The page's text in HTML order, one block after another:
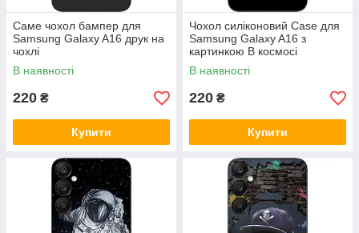
Саме чохол бампер для
Samsung Galaxy A16 друк на
чохлі
В наявності
220 ₴
Купити
Чохол силіконовий Case для
Samsung Galaxy A16 з
картинкою В космосі
В наявності
220 ₴
Купити